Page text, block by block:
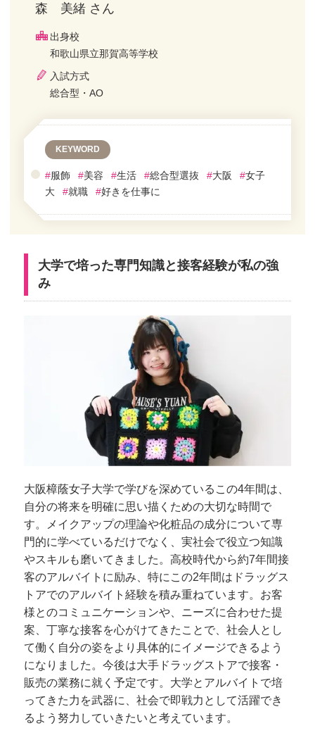
森 美緒 さん
出身校
和歌山県立那賀高等学校
入試方式
総合型・AO
KEYWORD
#服飾 #美容 #生活 #総合型選抜 #大阪 #女子
大
#就職 #好きを仕事に
大学で培った専門知識と接客経験が私の強
み
大阪樟蔭女子大学で学びを深めているこの4年間は、
自分の将来を明確に思い描くための大切な時間で
す。メイクアップの理論や化粧品の成分について専
門的に学べているだけでなく、実社会で役立つ知識
やスキルも磨いてきました。高校時代から約7年間接
客のアルバイトに励み、特にこの2年間はドラッグス
トアでのアルバイト経験を積み重ねています。お客
様とのコミュニケーションや、ニーズに合わせた提
案、丁寧な接客を心がけてきたことで、社会人とし
て働く自分の姿をより具体的にイメージできるよう
になりました。今後は大手ドラッグストアで接客・
販売の業務に就く予定です。大学とアルバイトで培
ってきた力を武器に、社会で即戦力として活躍でき
るよう努力していきたいと考えています。